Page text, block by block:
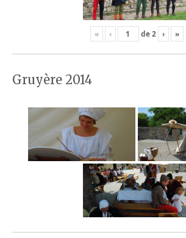
« ‹ de2 › »
Gruyère 2014